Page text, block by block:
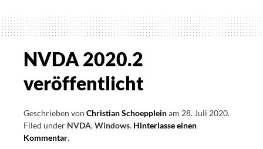
veröffentlicht
NVDA 2020.2
veröffentlicht
Geschrieben von Christian Schoeppleinam 28. Juli 2020.
Filed under NVDA,Windows. Hinterlasse einen
Kommentaron
.